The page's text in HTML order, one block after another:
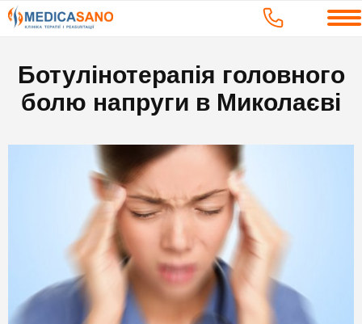
Ботулінотерапія головного
болю напруги в Миколаєві